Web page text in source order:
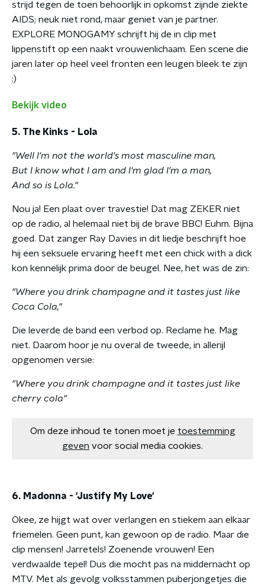
strijd tegen de toen behoorlijk in opkomst zijnde ziekte
AIDS; neuk niet rond, maar geniet van je partner.
EXPLORE MONOGAMY schrijft hij de in clip met
lippenstift op een naakt vrouwenlichaam. Een scene die
jaren later op heel veel fronten een leugen bleek te zijn
:)
Bekijk video
5. The Kinks - Lola
"Well I'm not the world's most masculine man,
But I know what I am and I'm glad I'm a man,
And so is Lola."
Nou ja! Een plaat over travestie! Dat mag ZEKER niet
op de radio, al helemaal niet bij de brave BBC! Euhm. Bijna
goed. Dat zanger Ray Davies in dit liedje beschrijft hoe
hij een seksuele ervaring heeft met een chick with a dick
kon kennelijk prima door de beugel. Nee, het was de zin:
"Where you drink champagne and it tastes just like
Coca Cola,"
Die leverde de band een verbod op. Reclame he. Mag
niet. Daarom hoor je nu overal de tweede, in allerijl
opgenomen versie:
"Where you drink champagne and it tastes just like
cherry cola"
Om deze inhoud te tonen moet je toestemming
geven voor social media cookies.
6. Madonna - 'Justify My Love'
Okee, ze hijgt wat over verlangen en stiekem aan elkaar
friemelen. Geen punt, kan gewoon op de radio. Maar die
clip mensen! Jarretels! Zoenende vrouwen! Een
verdwaalde tepel! Dus die mocht pas na middernacht op
MTV. Met als gevolg volksstammen puberjongetjes die